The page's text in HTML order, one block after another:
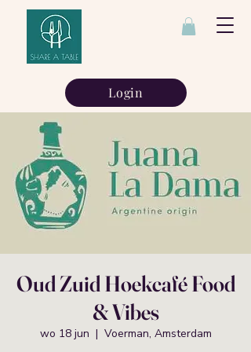
Login
Oud Zuid Hoekcafé Food
& Vibes
wo 18 jun
  |
Voerman, Amsterdam